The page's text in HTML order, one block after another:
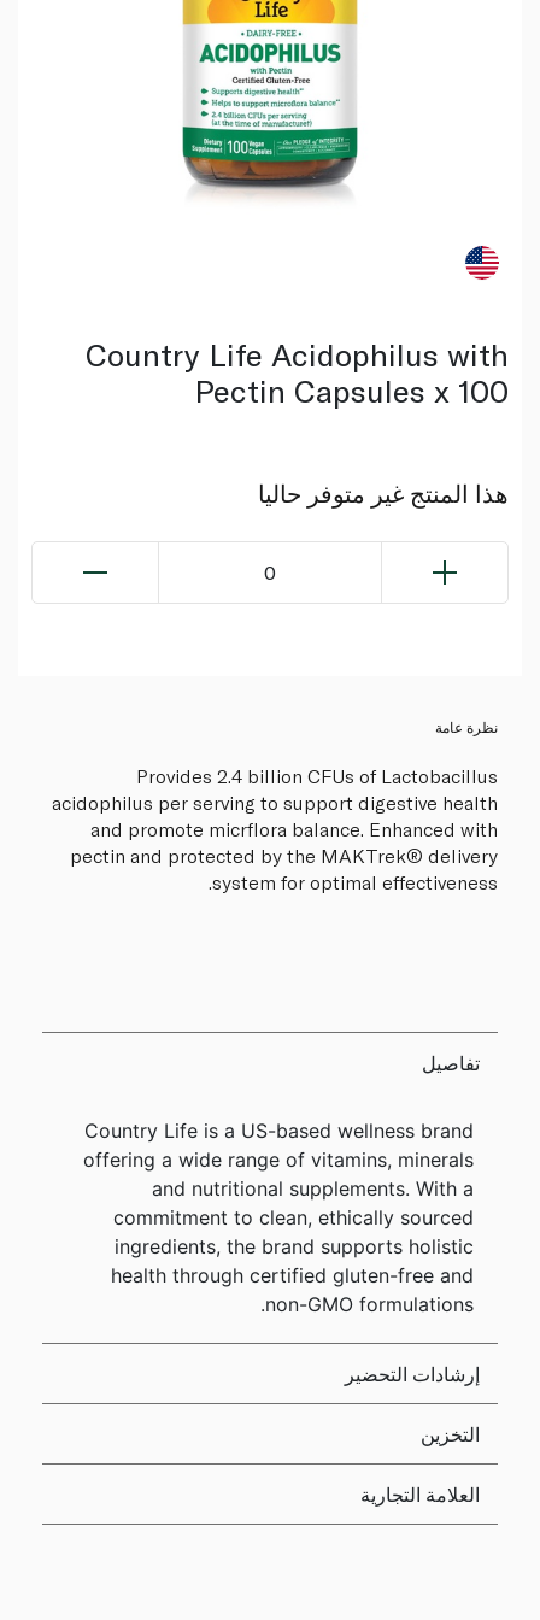
Country Life Acidophilus with
Pectin Capsules x 100
هذا المنتج غير متوفر حاليا
0
نظرة عامة
Provides 2.4 billion CFUs of Lactobacillus
acidophilus per serving to support digestive health
and promote micrflora balance. Enhanced with
pectin and protected by the MAKTrek® delivery
system for optimal effectiveness.
تفاصيل
Country Life is a US-based wellness brand
offering a wide range of vitamins, minerals
and nutritional supplements. With a
commitment to clean, ethically sourced
ingredients, the brand supports holistic
health through certified gluten-free and
non-GMO formulations.
إرشادات التحضير
التخزين
العلامة التجارية